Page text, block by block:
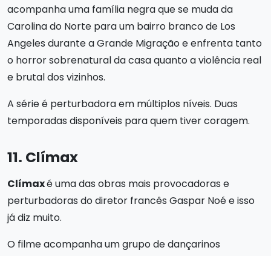
acompanha uma família negra que se muda da
Carolina do Norte para um bairro branco de Los
Angeles durante a Grande Migração e enfrenta tanto
o horror sobrenatural da casa quanto a violência real
e brutal dos vizinhos.
A série é perturbadora em múltiplos níveis. Duas
temporadas disponíveis para quem tiver coragem.
11. Clímax
Clímaxé uma das obras mais provocadoras e
perturbadoras do diretor francês Gaspar Noé e isso
já diz muito.
O filme acompanha um grupo de dançarinos